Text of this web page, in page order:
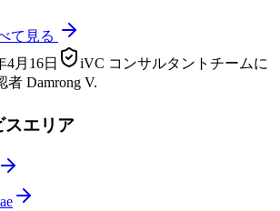
て見る
4月16日
iVC コンサルタントチームに
者 Damrong V.
スエリア